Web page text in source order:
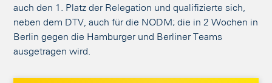
auch den 1. Platz der Relegation und qualifizierte sich,
neben dem DTV, auch für die NODM; die in 2 Wochen in
Berlin gegen die Hamburger und Berliner Teams
ausgetragen wird.